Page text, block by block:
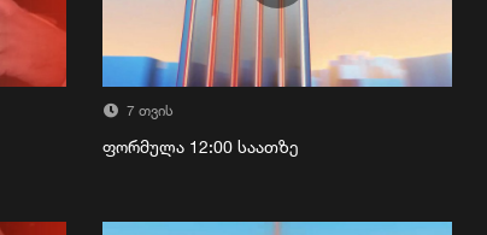
7 თვის
ფორმულა 12:00 საათზე